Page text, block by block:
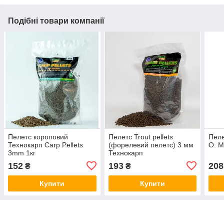
Подібні товари компанії
Пелетс короповий
Технокарп Carp Pellets
3mm 1кг
152 ₴
Купити
Пелетс Trout pellets
(форелевий пелетс) 3 мм
Технокарп
193₴
Купити
O.
208